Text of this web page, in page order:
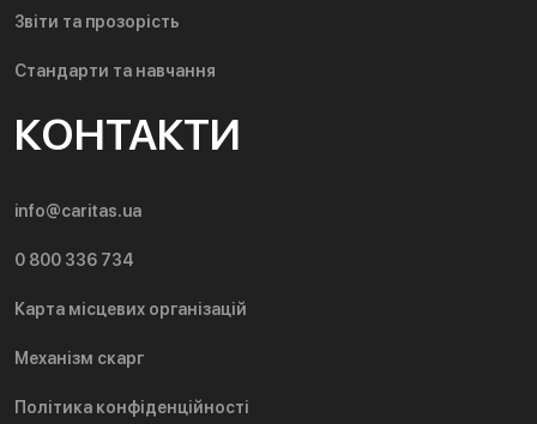
Звіти та прозорість
Стандарти та навчання
КОНТАКТИ
info@caritas.ua
0 800 336 734
Карта місцевих організацій
Механізм скарг
Політика конфіденційності